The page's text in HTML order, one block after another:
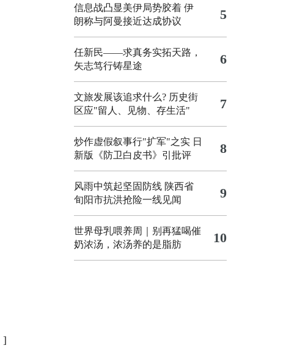
]
信息战凸显美伊局势胶着 伊
朗称与阿曼接近达成协议
5
任新民——求真务实拓天路，
矢志笃行铸星途
6
文旅发展该追求什么? 历史街
区应"留人、见物、存生活"
7
炒作虚假叙事行"扩军"之实 日
新版《防卫白皮书》引批评
8
风雨中筑起坚固防线 陕西省
旬阳市抗洪抢险一线见闻
9
世界母乳喂养周｜别再猛喝催
奶浓汤，浓汤养的是脂肪
10